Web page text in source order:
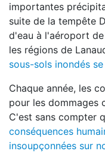
importantes
suite de la tempête
d'eau à l'aéroport
les régions de
sous-sols inondés
Chaque année, les
pour les dommages
C'est sans compter
conséquences
insoupçonnées sur